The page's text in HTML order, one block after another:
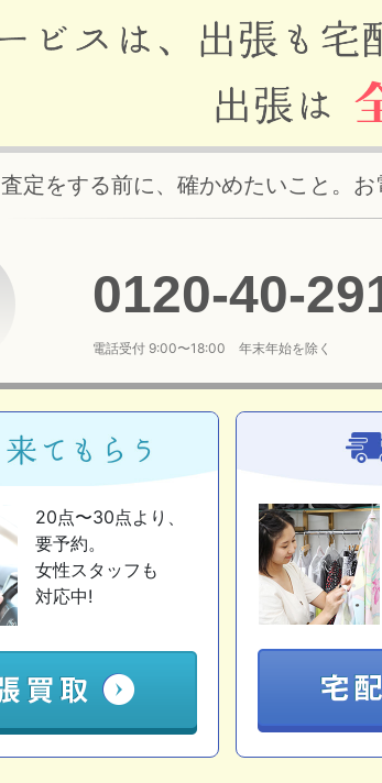
査定をする前に、確かめたいこと。
0120-40-
電話受付 9:00〜18:00 年末年始を除く
20点〜30点より、
要予約。
女性スタッフも
対応中!